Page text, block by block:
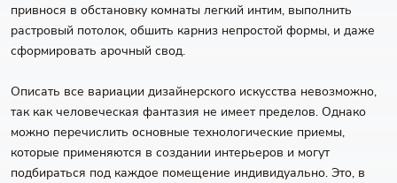
привнося в обстановку комнаты легкий интим, выполнить
растровый потолок, обшить карниз непростой формы, и даже
сформировать арочный свод.
Описать все вариации дизайнерского искусства невозможно,
так как человеческая фантазия не имеет пределов. Однако
можно перечислить основные технологические приемы,
которые применяются в создании интерьеров и могут
подбираться под каждое помещение индивидуально. Это, в